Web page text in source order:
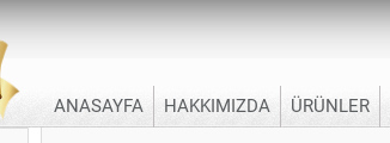
ANASAYFA HAKKIMIZDA ÜRÜNLER